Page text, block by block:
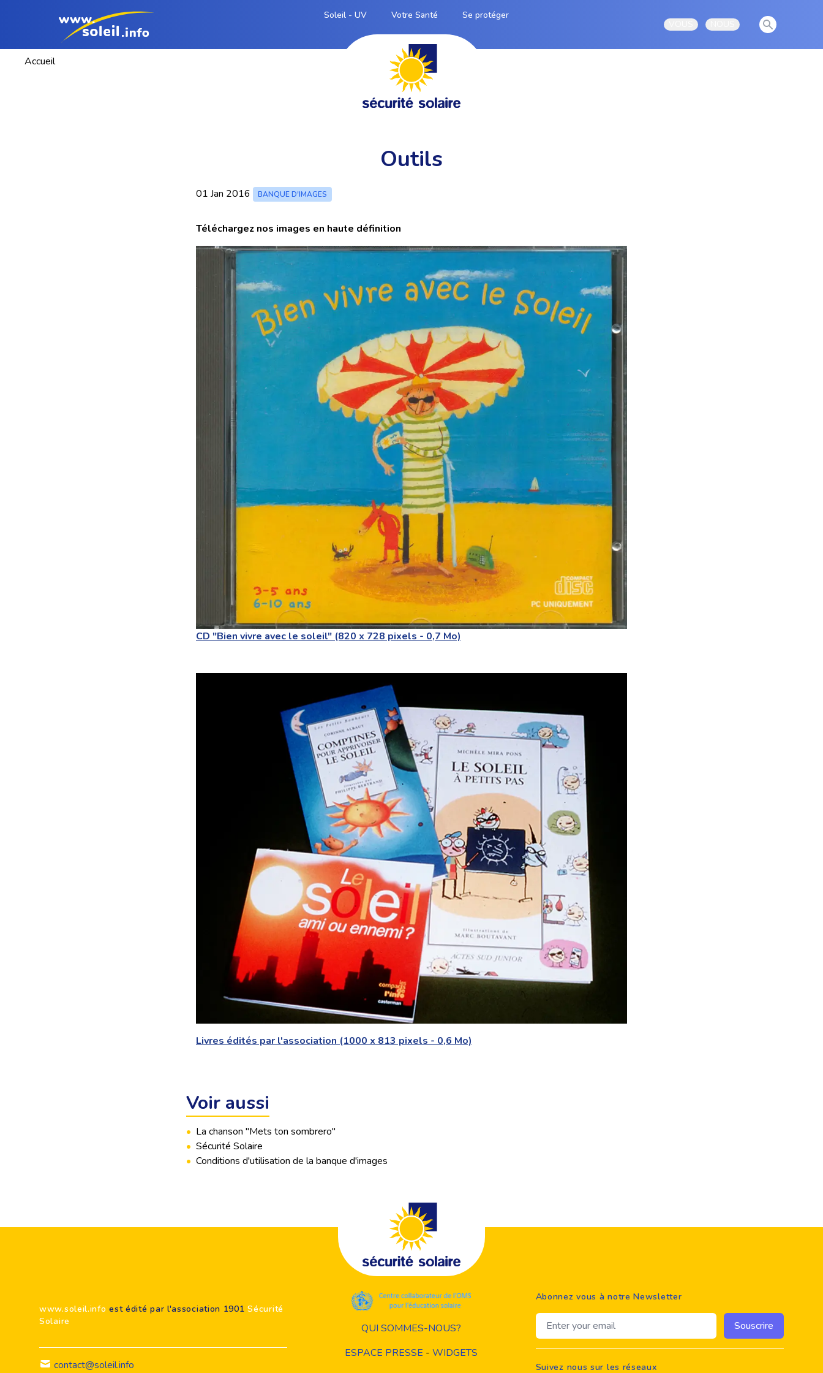
Soleil - UV Votre Santé
Se protéger
Open user menuOpen user menu
View
Accueil
Outils
01 Jan 2016 BANQUE D'IMAGES
Téléchargez nos images en haute définition
CD "Bien vivre avec le soleil" (820 x 728 pixels - 0,7 Mo)
Livres édités par l'association (1000 x 813 pixels - 0,6 Mo)
Voir aussi
• La chanson "Mets ton sombrero"
• Sécurité Solaire
• Conditions d'utilisation de la banque d'images
www.soleil.info est édité par l'association 1901Sécurité
Solaire
contact@soleil.info
QUI SOMMES-NOUS?
ESPACE PRESSE - WIDGETS
Abonnez vous à notre Newsletter
Email address Souscrire
Suivez nous sur les réseaux